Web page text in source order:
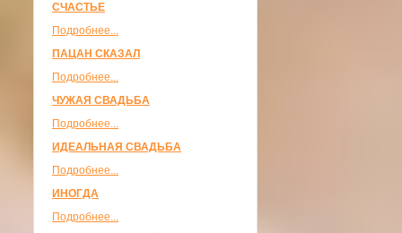
СЧАСТЬЕ
Подробнее...
ПАЦАН СКАЗАЛ
Подробнее...
ЧУЖАЯ СВАДЬБА
Подробнее...
ИДЕАЛЬНАЯ СВАДЬБА
Подробнее...
ИНОГДА
Подробнее...